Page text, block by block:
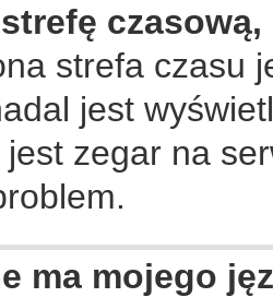
strefa czasu
jest
zegar na
ma mojego